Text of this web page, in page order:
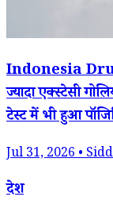
Indonesia
ज्यादा एक्स्टेसी
टेस्ट में भी हुआ
Jul 31, 2026 •
देश